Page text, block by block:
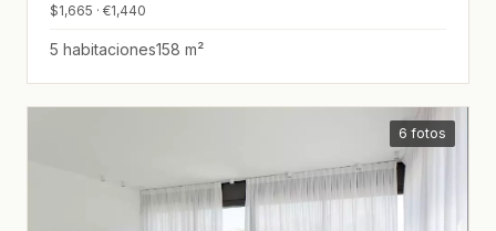
$1,665 · €1,440
5 habitaciones158 m²
6 fotos